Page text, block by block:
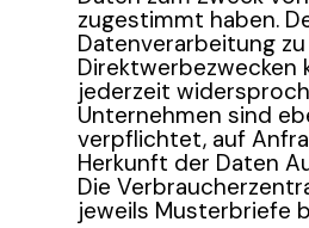
zugestimmt haben.
Datenverarbeitung zu
Direktwerbezwecken
jederzeit
Unternehmen sind
verpflichtet, auf
Herkunft der Daten
Die
jeweils Musterbriefe